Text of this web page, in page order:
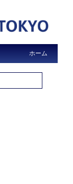
ホーム